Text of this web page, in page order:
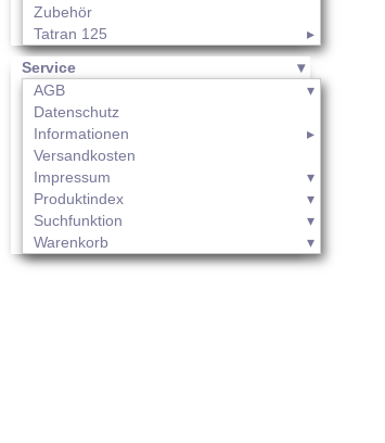
Zubehör
Tatran 125
Service
AGB
Datenschutz
Informationen
Versandkosten
Impressum
Produktindex
Suchfunktion
Warenkorb